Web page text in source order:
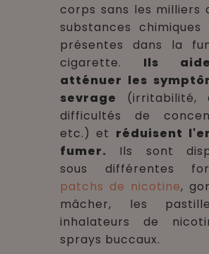
corps sans les milliers
substances chimiques
présentes dans la
cigarette. Ils
atténuer les
sevrage (irritabilité,
difficultés de
etc.) et réduisent
fumer. Ils sont
sous différentes
patchs de nicotine,
mâcher, les
inhalateurs de
sprays buccaux.